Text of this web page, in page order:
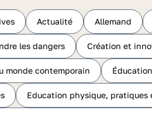
Actualité Allemand
les dangers Création et
monde contemporain
Education physique, pratiques